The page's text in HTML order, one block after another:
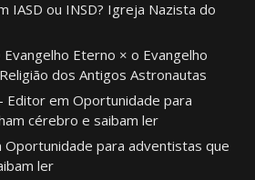
IASD ou INSD? Igreja Nazista do
Evangelho Eterno × o Evangelho
dos Antigos Astronautas
Editorem Oportunidade para
cérebro e saibam ler
Oportunidade para adventistas que
ler